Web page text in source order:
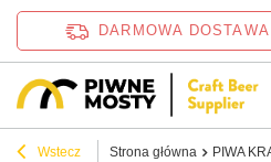
DARMOWA DOSTAWA
Wstecz Strona główna PIWA